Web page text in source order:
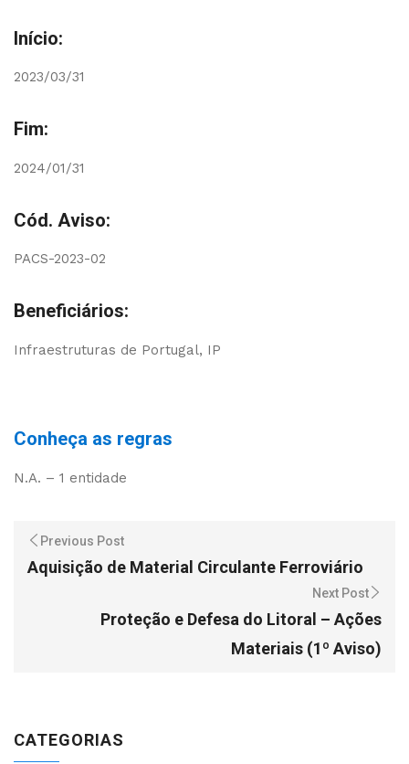
Início:
2023/03/31
Fim:
2024/01/31
Cód. Aviso:
PACS-2023-02
Beneficiários:
Infraestruturas de Portugal, IP
Conheça as regras
N.A. – 1 entidade
Previous Post
Aquisição de Material Circulante Ferroviário
Next Post
Proteção e Defesa do Litoral – Ações
Materiais (1º Aviso)
CATEGORIAS